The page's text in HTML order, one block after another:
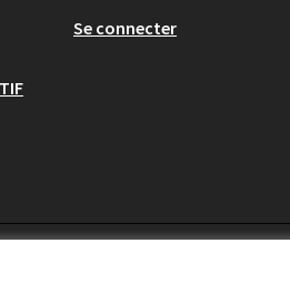
Se connecter